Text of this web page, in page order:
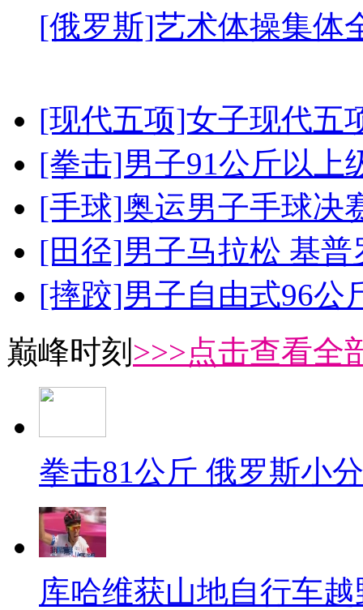
[俄罗斯]艺术体操集体
[现代五项]女子现代五
[拳击]男子91公斤以上
[手球]奥运男子手球决
[田径]男子马拉松 基
[摔跤]男子自由式96公
巅峰时刻 >>>点击查看全
拳击81公斤 俄罗斯小
库哈维获山地自行车